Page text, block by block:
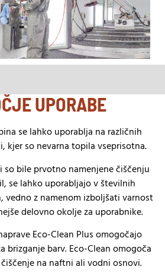
UPORABE
se lahko uporablja na različnih
kjer so nevarna topila vseprisotna.
so bile prvotno namenjene čiščenju
se lahko uporabljajo v številnih
vedno z namenom izboljšati varnost
delovno okolje za uporabnike.
Eco-Clean Plus omogočajo
brizganje barv. Eco-Clean omogoča
na naftni ali vodni osnovi.